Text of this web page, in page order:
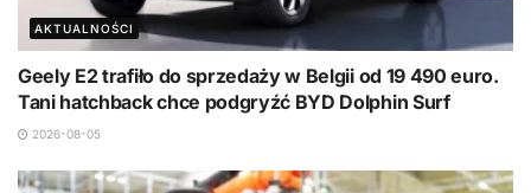
AKTUALNOŚCI
Geely E2 trafiło do sprzedaży w Belgii od 19 490 euro.
Tani hatchback chce podgryźć BYD Dolphin Surf
2026-08-05